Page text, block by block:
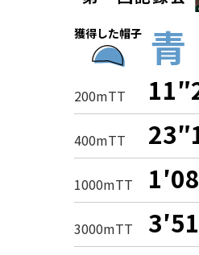
獲得した帽子 青
200mTT
400mTT
1000mTT
3000mTT